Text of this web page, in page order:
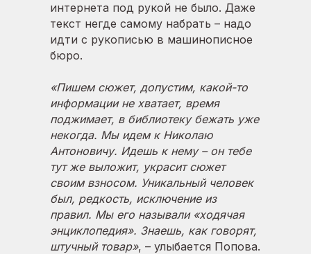
интернета под рукой не было. Даже
текст негде самому набрать – надо
идти с рукописью в машинописное
бюро.
«Пишем сюжет, допустим, какой-то
информации не хватает, время
поджимает, в библиотеку бежать уже
некогда. Мы идем к Николаю
Антоновичу. Идешь к нему – он тебе
тут же выложит, украсит сюжет
своим взносом. Уникальный человек
был, редкость, исключение из
правил. Мы его называли «ходячая
энциклопедия». Знаешь, как говорят,
штучный товар», – улыбается Попова.